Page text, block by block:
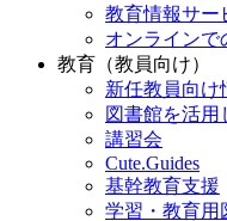
教育情報サー
オンラインで
教育（教員向け）
新任教員向け
図書館を活
講習会
Cute.Guides
基幹教育支援
学習・教育用